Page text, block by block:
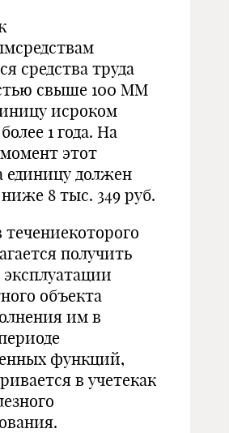
средства труда
свыше 100 ММ
исроком
1 года. На
этот
единицу должен
8 тыс. 349 руб.
получить
эксплуатации
объекта
им в
функций,
в учетекак